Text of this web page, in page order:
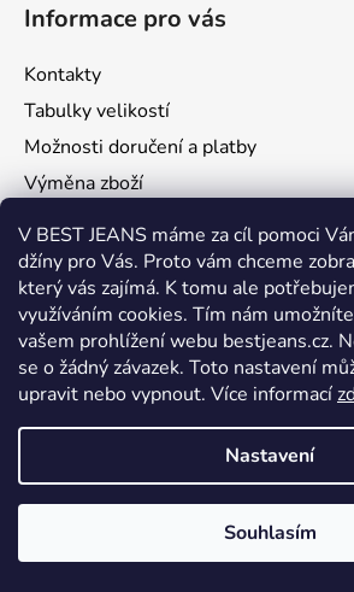
V BEST JEANS máme za cíl pomoci
džíny pro Vás. Proto vám chceme
který vás zajímá. K tomu ale
využíváním cookies. Tím nám
vašem prohlížení webu bestjeans.cz.
se o žádný závazek. Toto nastavení
upravit nebo vypnout. Více informací
Nastavení
Souhlasím
Informace pro vás
Kontakty
Tabulky velikostí
Možnosti doručení a platby
Výměna zboží
Reklamace
Dárkové poukazy
Dostupnost
Obchodní podmínky
Podmínky ochrany osobních údajů
Naše prodejny
Rožnov pod Radhoštěm 1
Rožnov pod Radhoštěm 2